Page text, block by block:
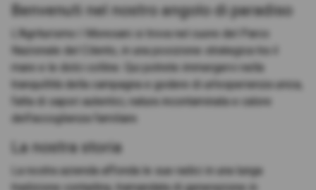
Benvenuti nel nostro angolo di paradiso
L'Agriturismo I Moresani si trova nel cuore del Parco
Nazionale del Cilento, in una posizione strategica tra il
mare e le dolci colline. Qui potrete immergervi nella
tranquillità della campagna e godere di un'esperienza unica,
fatta di sapori autentici, natura incontaminata e calore
dell'accoglienza familiare.
La nostra storia
La nostra azienda affonda le sue radici in una lunga